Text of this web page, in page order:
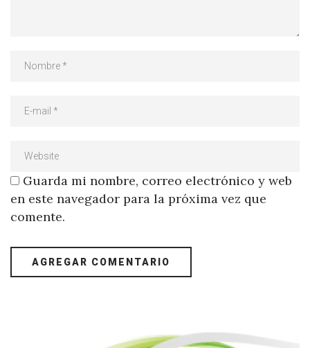
Guarda mi nombre, correo electrónico y web
en este navegador para la próxima vez que
comente.